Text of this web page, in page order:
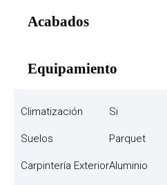
Acabados
Equipamiento
Climatización Si
Suelos Parquet
Carpintería ExteriorAluminio